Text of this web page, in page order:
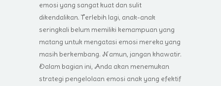
emosi yang sangat kuat dan sulit
dikendalikan. Terlebih lagi, anak-anak
seringkali belum memiliki kemampuan yang
matang untuk mengatasi emosi mereka yang
masih berkembang. Namun, jangan khawatir.
Dalam bagian ini, Anda akan menemukan
strategi pengelolaan emosi anak yang efektif